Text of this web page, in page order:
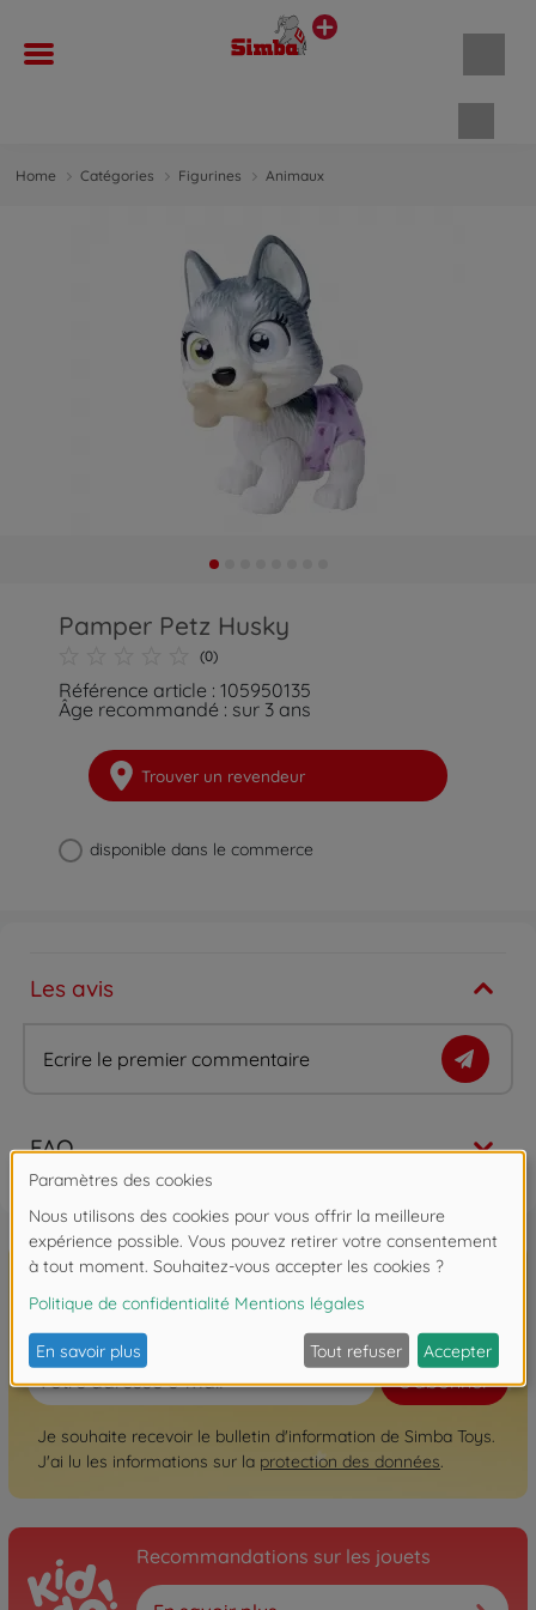
Home Catégories Figurines Animaux
Pamper Petz Husky
(0)
Référence article : 105950135
Âge recommandé : sur 3 ans
Trouver un revendeur
disponible dans le commerce
Les avis
Ecrire le premier commentaire
FAQ
Inscrivez-vous à la newsletter ici!
S'abonner
Je souhaite recevoir le bulletin d'information de Simba Toys.
J'ai lu les informations sur la protection des données.
Recommandations sur les jouets